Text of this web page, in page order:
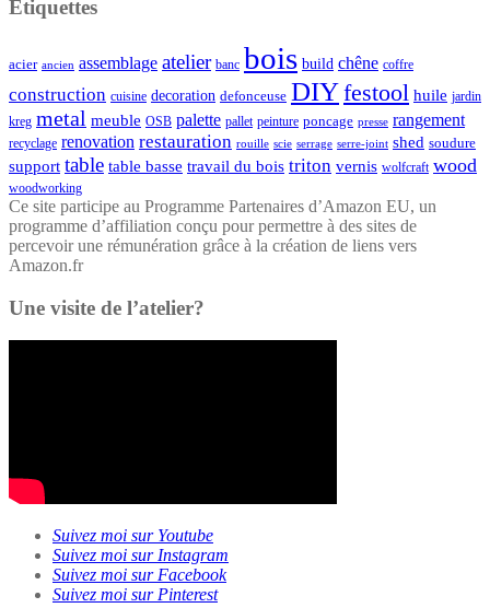
Étiquettes
acier ancien assemblage atelier banc bois build chêne coffre
construction cuisine decoration defonceuse DIYfestool huile jardin
kreg metal meuble OSB palette pallet peinture poncage presse rangement
recyclage renovation restauration rouille scie serrage serre-joint shed soudure
support table table basse travail du bois triton vernis wolfcraft wood
woodworking
Ce site participe au Programme Partenaires d’Amazon EU, un
programme d’affiliation conçu pour permettre à des sites de
percevoir une rémunération grâce à la création de liens vers
Amazon.fr
Une visite de l’atelier?
Suivez moi sur Youtube
Suivez moi sur Instagram
Suivez moi sur Facebook
Suivez moi sur Pinterest